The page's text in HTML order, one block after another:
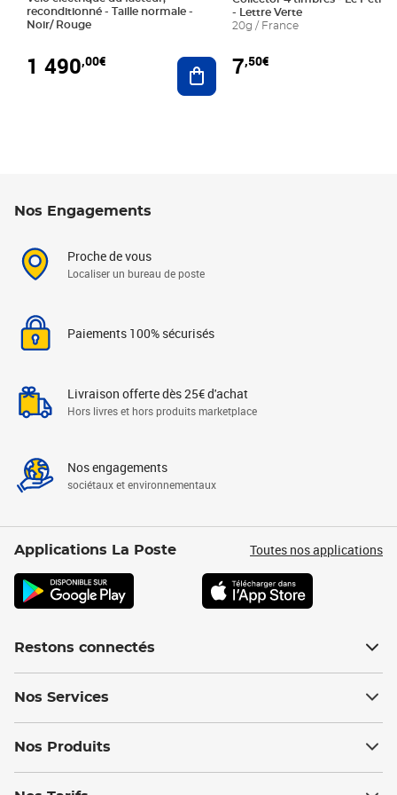
reconditionné - Taille normale -
Noir/ Rouge
1 490,00€ Ajouter au panier
- Lettre Verte
20g / France
7,50€
Nos Engagements
Proche de vous
Localiser un bureau de poste
Paiements 100% sécurisés
Livraison offerte dès 25€ d'achat
Hors livres et hors produits marketplace
Nos engagements
sociétaux et environnementaux
Applications La Poste Toutes nos applications
Restons connectés
Nos Services
Nos Produits